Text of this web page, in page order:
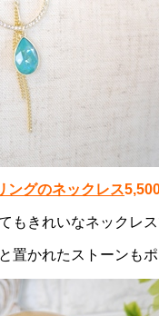
ングのネックレス
もきれいなネックレス
置かれたストーンも